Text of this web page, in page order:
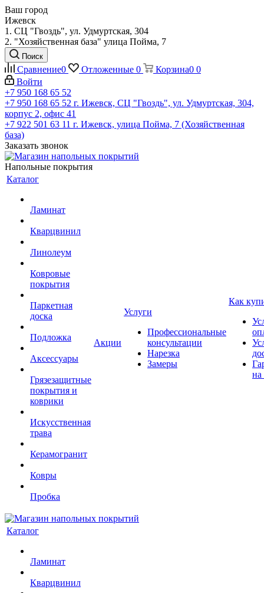
Ваш город
Ижевск
1. СЦ "Гвоздь", ул. Удмуртская, 304
2. "Хозяйственная база" улица Пойма, 7
Поиск
Сравнение0 Отложенные 0 Корзина0 0
Войти
+7 950 168 65 52
+7 950 168 65 52 г. Ижевск, СЦ "Гвоздь", ул. Удмуртская, 304,
корпус 2, офис 41
+7 922 501 63 11 г. Ижевск, улица Пойма, 7 (Хозяйственная
база)
Заказать звонок
Напольные покрытия
Каталог
Ламинат
Кварцвинил
Линолеум
Ковровые
покрытия
Паркетная
доска
Подложка
Аксессуары
Грязезащитные
покрытия и
коврики
Искусственная
трава
Керамогранит
Ковры
Пробка
Акции
Услуги
Профессиональные
консультации
Нарезка
Замеры
Как
на
Каталог
Ламинат
Кварцвинил